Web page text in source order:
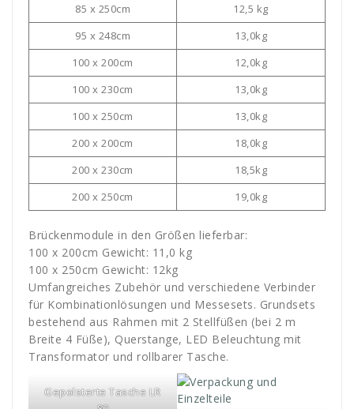
85 x 250cm
12,5 kg
95 x 248cm
13,0kg
100 x 200cm
12,0kg
100 x 230cm
13,0kg
100 x 250cm
13,0kg
200 x 200cm
18,0kg
200 x 230cm
18,5kg
200 x 250cm
19,0kg
Brückenmodule in den Größen lieferbar:
100 x 200cm Gewicht: 11,0 kg
100 x 250cm Gewicht: 12kg
Umfangreiches Zubehör und verschiedene Verbinder
für Kombinationlösungen und Messesets. Grundsets
bestehend aus Rahmen mit 2 Stellfüßen (bei 2 m
Breite 4 Füße), Querstange, LED Beleuchtung mit
Transformator und rollbarer Tasche.
Gepolsterte Tasche LR